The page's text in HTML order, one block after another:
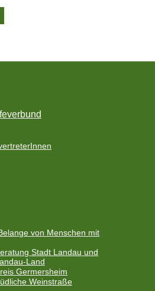
von Menschen mit
Stadt Landau und
Land
Germersheim
Weinstraße